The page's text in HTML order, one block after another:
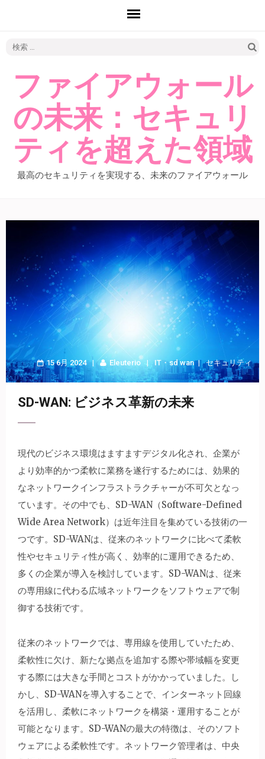
ファイアウォール
の未来：セキュリ
ティを超えた領域
最高のセキュリティを実現する、未来のファイアウォール
15 6月 2024 Eleuterio IT ・sd wan セキュリティ
SD-WAN: ビジネス革新の未来
現代のビジネス環境はますますデジタル化され、企業が
より効率的かつ柔軟に業務を遂行するためには、効果的
なネットワークインフラストラクチャーが不可欠となっ
ています。 その中でも、SD-WAN（Software-Defined
Wide Area Network）は近年注目を集めている技術の一
つです。SD-WANは、従来のネットワークに比べて柔軟
性やセキュリティ性が高く、効率的に運用できるため、
多くの企業が導入を検討しています。SD-WANは、従来
の専用線に代わる広域ネットワークをソフトウェアで制
御する技術です。
従来のネットワークでは、専用線を使用していたため、
柔軟性に欠け、新たな拠点を追加する際や帯域幅を変更
する際には大きな手間とコストがかかっていました。し
かし、SD-WANを導入することで、インターネット回線
を活用し、柔軟にネットワークを構築・運用することが
可能となります。SD-WANの最大の特徴は、そのソフト
ウェアによる柔軟性です。ネットワーク管理者は、中央